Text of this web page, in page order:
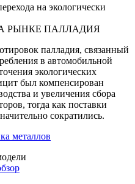
на экологически
РЫНКЕ ПАЛЛАДИЯ
палладия, связанный
в автомобильной
экологических
был компенсирован
и увеличения сбора
тогда как поставки
сократились.
металлов